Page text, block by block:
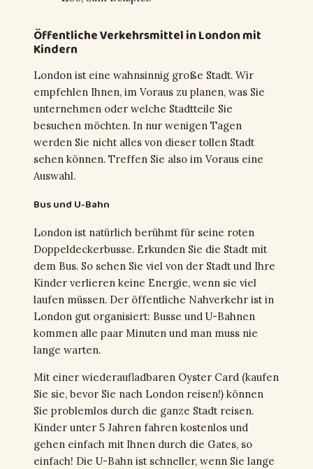
Öffentliche Verkehrsmittel in London mit
Kindern
London ist eine wahnsinnig große Stadt. Wir
empfehlen Ihnen, im Voraus zu planen, was Sie
unternehmen oder welche Stadtteile Sie
besuchen möchten. In nur wenigen Tagen
werden Sie nicht alles von dieser tollen Stadt
sehen können. Treffen Sie also im Voraus eine
Auswahl.
Bus und U-Bahn
London ist natürlich berühmt für seine roten
Doppeldeckerbusse. Erkunden Sie die Stadt mit
dem Bus. So sehen Sie viel von der Stadt und Ihre
Kinder verlieren keine Energie, wenn sie viel
laufen müssen. Der öffentliche Nahverkehr ist in
London gut organisiert: Busse und U-Bahnen
kommen alle paar Minuten und man muss nie
lange warten.
Mit einer wiederaufladbaren Oyster Card (kaufen
Sie sie, bevor Sie nach London reisen!) können
Sie problemlos durch die ganze Stadt reisen.
Kinder unter 5 Jahren fahren kostenlos und
gehen einfach mit Ihnen durch die Gates, so
einfach! Die U-Bahn ist schneller, wenn Sie lange